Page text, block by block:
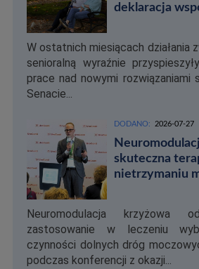
deklaracja
W ostatnich miesiącach działania
senioralną wyraźnie
prace nad nowymi rozwiązaniami
Senacie...
DODANO: 2026-07-27
skuteczna
nietrzymaniu
Neuromodulacja krzyżowa
zastosowanie w leczeniu
czynności dolnych dróg
podczas konferencji z okazji...